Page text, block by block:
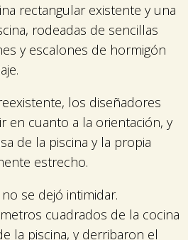
rectangular existente y una
rodeadas de sencillas
y escalones de hormigón
los diseñadores
en cuanto a la orientación, y
de la piscina y la propia
estrecho.
se dejó intimidar.
cuadrados de la cocina
la piscina, y derribaron el